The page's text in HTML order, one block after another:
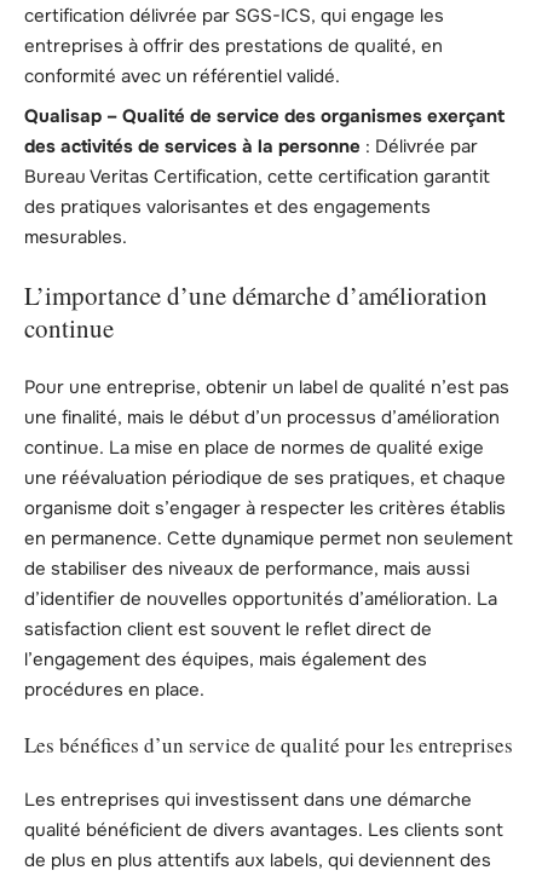
certification délivrée par SGS-ICS, qui engage les
entreprises à offrir des prestations de qualité, en
conformité avec un référentiel validé.
Qualisap – Qualité de service des organismes exerçant
des activités de services à la personne : Délivrée par
Bureau Veritas Certification, cette certification garantit
des pratiques valorisantes et des engagements
mesurables.
L’importance d’une démarche d’amélioration
continue
Pour une entreprise, obtenir un label de qualité n’est pas
une finalité, mais le début d’un processus d’amélioration
continue. La mise en place de normes de qualité exige
une réévaluation périodique de ses pratiques, et chaque
organisme doit s’engager à respecter les critères établis
en permanence. Cette dynamique permet non seulement
de stabiliser des niveaux de performance, mais aussi
d’identifier de nouvelles opportunités d’amélioration. La
satisfaction client est souvent le reflet direct de
l’engagement des équipes, mais également des
procédures en place.
Les bénéfices d’un service de qualité pour les entreprises
Les entreprises qui investissent dans une démarche
qualité bénéficient de divers avantages. Les clients sont
de plus en plus attentifs aux labels, qui deviennent des